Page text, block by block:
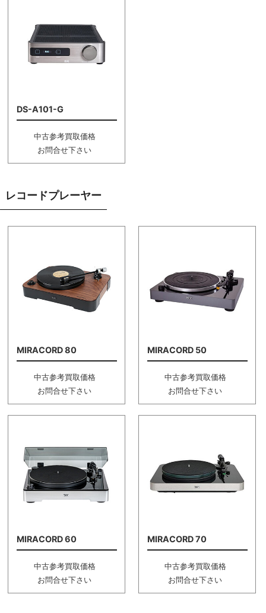
DS-A101-G
中古参考買取価格
お問合せ下さい
レコードプレーヤー
MIRACORD 80
中古参考買取価格
お問合せ下さい
MIRACORD 50
中古参考買取価格
お問合せ下さい
MIRACORD 60
中古参考買取価格
お問合せ下さい
MIRACORD 70
中古参考買取価格
お問合せ下さい